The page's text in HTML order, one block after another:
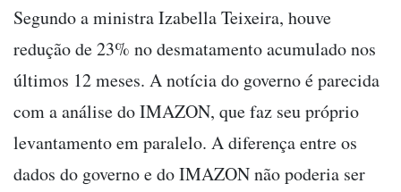
Segundo a ministra Izabella Teixeira, houve
redução de 23% no desmatamento acumulado nos
últimos 12 meses. A notícia do governo é parecida
com a análise do IMAZON, que faz seu próprio
levantamento em paralelo. A diferença entre os
dados do governo e do IMAZON não poderia ser